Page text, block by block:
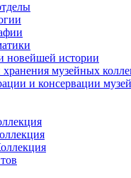
новейшей истории
хранения музейных
и консервации